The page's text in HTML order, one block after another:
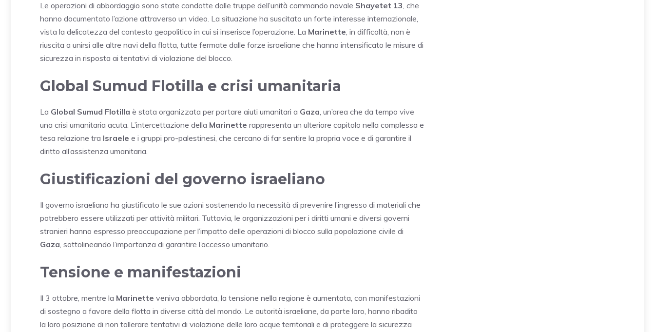
Le operazioni di abbordaggio sono state condotte dalle truppe dell’unità commando navale Shayetet 13, che
hanno documentato l’azione attraverso un video. La situazione ha suscitato un forte interesse internazionale,
vista la delicatezza del contesto geopolitico in cui si inserisce l’operazione. La Marinette, in difficoltà, non è
riuscita a unirsi alle altre navi della flotta, tutte fermate dalle forze israeliane che hanno intensificato le misure di
sicurezza in risposta ai tentativi di violazione del blocco.
Global Sumud Flotilla e crisi umanitaria
La Global Sumud Flotilla è stata organizzata per portare aiuti umanitari a Gaza, un’area che da tempo vive
una crisi umanitaria acuta. L’intercettazione della Marinette rappresenta un ulteriore capitolo nella complessa e
tesa relazione tra Israele e i gruppi pro-palestinesi, che cercano di far sentire la propria voce e di garantire il
diritto all’assistenza umanitaria.
Giustificazioni del governo israeliano
Il governo israeliano ha giustificato le sue azioni sostenendo la necessità di prevenire l’ingresso di materiali che
potrebbero essere utilizzati per attività militari. Tuttavia, le organizzazioni per i diritti umani e diversi governi
stranieri hanno espresso preoccupazione per l’impatto delle operazioni di blocco sulla popolazione civile di
Gaza, sottolineando l’importanza di garantire l’accesso umanitario.
Tensione e manifestazioni
Il 3 ottobre, mentre la Marinette veniva abbordata, la tensione nella regione è aumentata, con manifestazioni
di sostegno a favore della flotta in diverse città del mondo. Le autorità israeliane, da parte loro, hanno ribadito
la loro posizione di non tollerare tentativi di violazione delle loro acque territoriali e di proteggere la sicurezza